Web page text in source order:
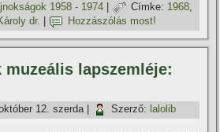
1958 - 1974 | Címke: 1968,
dr. Hozzászólás most!
lapszemléje:
12. szerda| Szerző: lalolib